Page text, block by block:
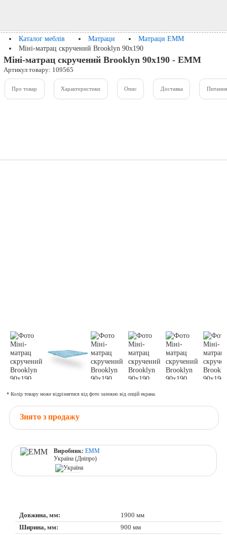
Каталог меблів Матраци
Матраци ЕММ
Міні-матрац скручений Brooklyn 90x190
Міні-матрац скручений Brooklyn 90x190 - ЕММ
Артикул товару: 109565
Про товар Характеристики Опис Доставка
* Колір товару може відрізнятися від фото залежно від опцій екрана.
Знято з продажу
Виробник:ЕММ
Україна (Дніпро)
Довжина, мм:
1900 мм
Ширина, мм:
900 мм